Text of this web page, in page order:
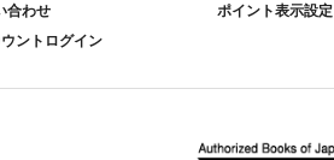
合わせ
ポイント表示設定
ントログイン